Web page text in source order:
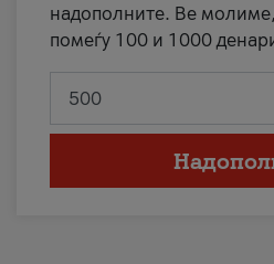
надополните. Ве молиме,
помеѓу 100 и 1000